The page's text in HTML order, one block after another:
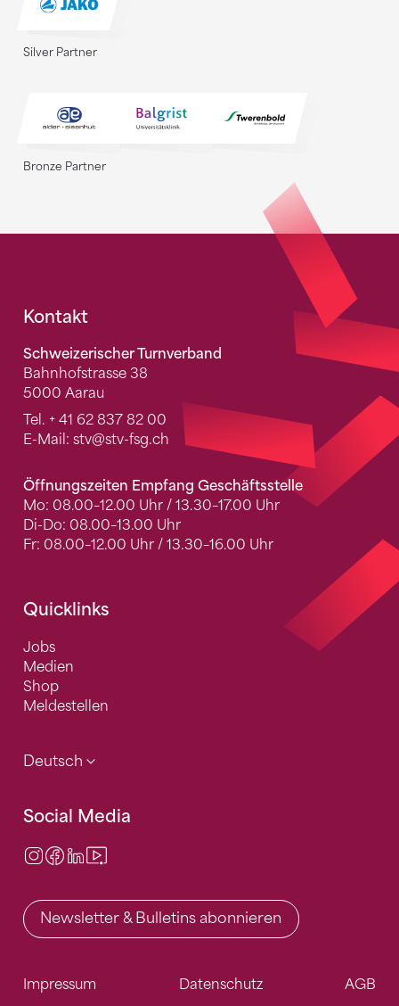
Silver Partner
Bronze Partner
Fusszeile
Kontakt
Schweizerischer Turnverband
Bahnhofstrasse 38
5000 Aarau
Tel. + 41 62 837 82 00
E-Mail: stv@stv-fsg.ch
Öffnungszeiten Empfang Geschäftsstelle
Mo: 08.00–12.00 Uhr / 13.30–17.00 Uhr
Di-Do: 08.00–13.00 Uhr
Fr: 08.00–12.00 Uhr / 13.30–16.00 Uhr
Quicklinks
Jobs
Medien
Shop
Meldestellen
Deutsch
Social Media
Instagram
Facebook
LinkedIn
Newsletter & Bulletins abonnieren
Impressum Datenschutz AGB